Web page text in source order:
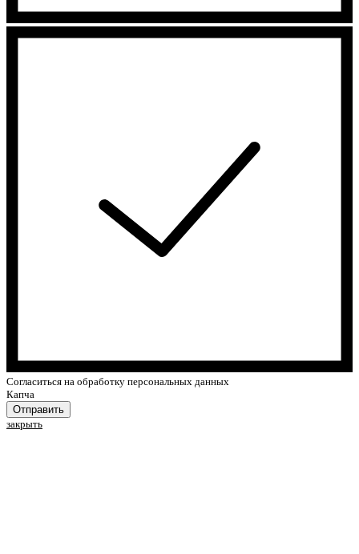
Cогласиться на обработку персональных данных
Капча
Отправить
закрыть